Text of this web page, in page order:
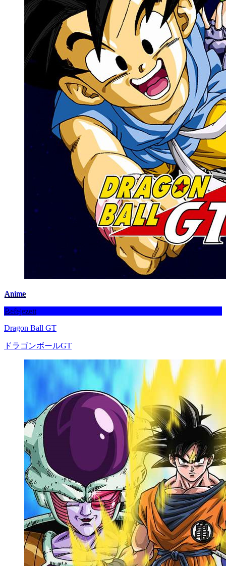
Anime
Befejezett
Dragon Ball GT
ドラゴンボールGT